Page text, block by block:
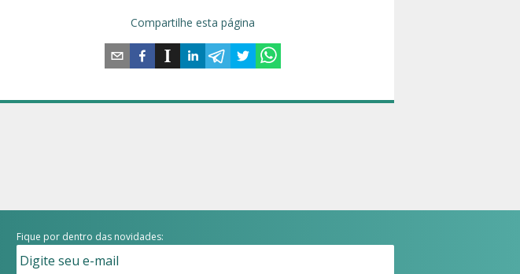
Compartilhe esta página
Fique por dentro das novidades: